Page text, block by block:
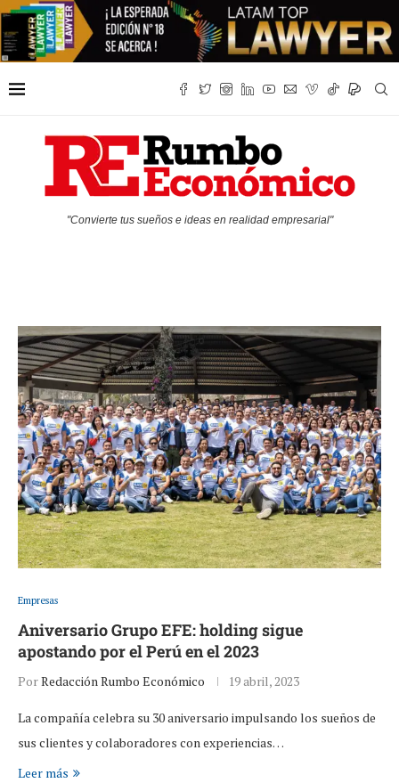
"Convierte tus sueños e ideas en realidad empresarial"
Empresas
Aniversario Grupo EFE: holding sigue
apostando por el Perú en el 2023
PorRedacción Rumbo Económico 19 abril, 2023
La compañía celebra su 30 aniversario impulsando los sueños de
sus clientes y colaboradores con experiencias…
Leer más